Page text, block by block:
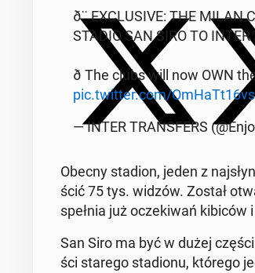
ð¨ EXC­LU­SI­VE: THE
STADIO SAN SIRO TO
ð️ The clubs will now
pic.twitter.com/OmHaTt16vs
— INTER TRANS­FERS
Obecny stadion, jeden z
ścić 75 tys. widzów. Został
spełnia już ocze­ki­wań
San Siro ma być w dużej
ści starego sta­dio­nu, którego